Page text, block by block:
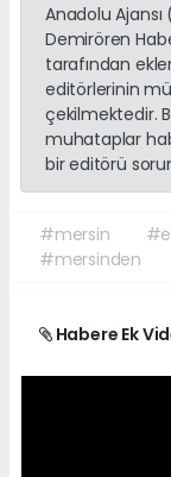
Anadolu Ajansı
Demirören
tarafından
editörlerinin
çekilmektedir.
muhataplar
bir editörü
#mersin
#mersinden
Habere Ek